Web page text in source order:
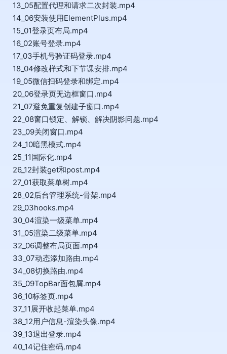
13_05配置代理和请求二次封装.mp4
14_06安装使用ElementPlus.mp4
15_01登录页布局.mp4
16_02账号登录.mp4
17_03手机号验证码登录.mp4
18_04修改样式和下节课安排.mp4
19_05微信扫码登录和绑定.mp4
20_06登录页无边框窗口.mp4
21_07避免重复创建子窗口.mp4
22_08窗口锁定、解锁、解决阴影问题.mp4
23_09关闭窗口.mp4
24_10暗黑模式.mp4
25_11国际化.mp4
26_12封装get和post.mp4
27_01获取菜单树.mp4
28_02后台管理系统-骨架.mp4
29_03hooks.mp4
30_04渲染一级菜单.mp4
31_05渲染二级菜单.mp4
32_06调整布局页面.mp4
33_07动态添加路由.mp4
34_08切换路由.mp4
35_09TopBar面包屑.mp4
36_10标签页.mp4
37_11展开收起菜单.mp4
38_12用户信息-渲染头像.mp4
39_13退出登录.mp4
40_14记住密码.mp4